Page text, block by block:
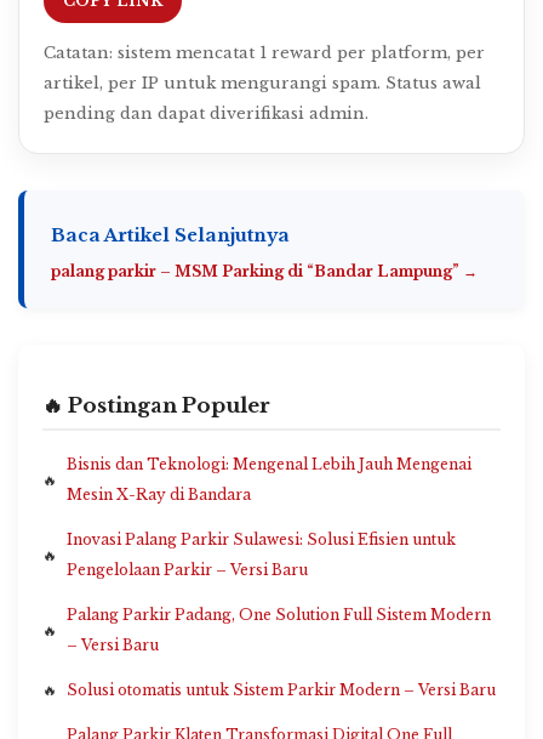
Catatan: sistem mencatat 1 reward per platform, per
artikel, per IP untuk mengurangi spam. Status awal
pending dan dapat diverifikasi admin.
Baca Artikel Selanjutnya
palang parkir – MSM Parking di “Bandar Lampung” →
🔥 Postingan Populer
Bisnis dan Teknologi: Mengenal Lebih Jauh Mengenai
Mesin X-Ray di Bandara
Inovasi Palang Parkir Sulawesi: Solusi Efisien untuk
Pengelolaan Parkir – Versi Baru
Palang Parkir Padang, One Solution Full Sistem Modern
– Versi Baru
Solusi otomatis untuk Sistem Parkir Modern – Versi Baru
Palang Parkir Klaten Transformasi Digital One Full